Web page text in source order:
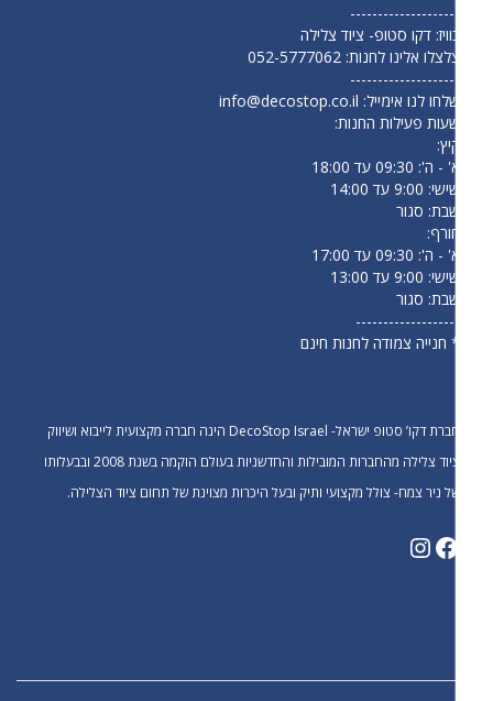
דקו סטופ- ציוד צלילה
אלינו לחנות:052-5777062
לנו אימייל:info@decostop.co.il
פעילות החנות:
ה': 09:30 עד 18:00
סגור
ה': 09:30 עד 17:00
סגור
חנייה צמודה לחנות חינם
חברת דקו’ סטופ ישראל- DecoStop Israel הינה חברה מקצועית לייבוא ושיווק
ציוד צלילה מהחברות המובילות והחדשניות בעולם הוקמה בשנת 2008 ובבעלותו
ניר צמח- צולל מקצועי ותיק ובעל היכרות מצוינת של תחום ציוד הצלילה.